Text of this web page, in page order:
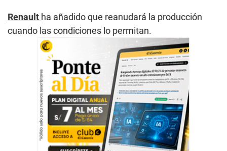
Renault ha añadido que reanudará la producción
cuando las condiciones lo permitan.